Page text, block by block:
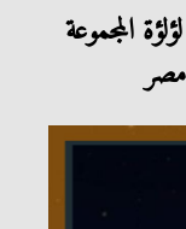
المجموعة